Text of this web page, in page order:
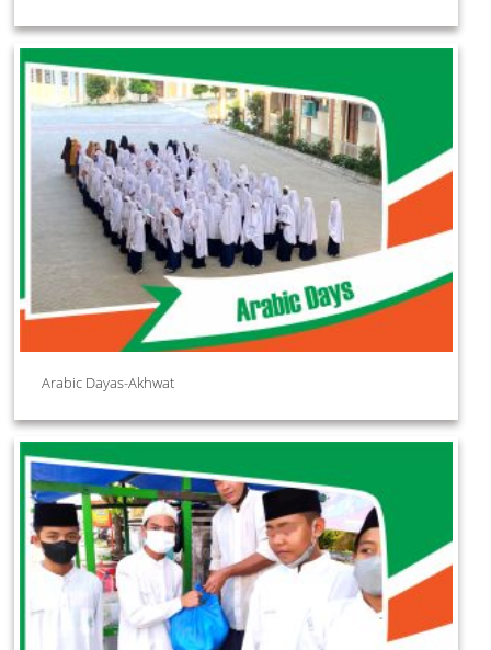
Arabic Dayas-Akhwat